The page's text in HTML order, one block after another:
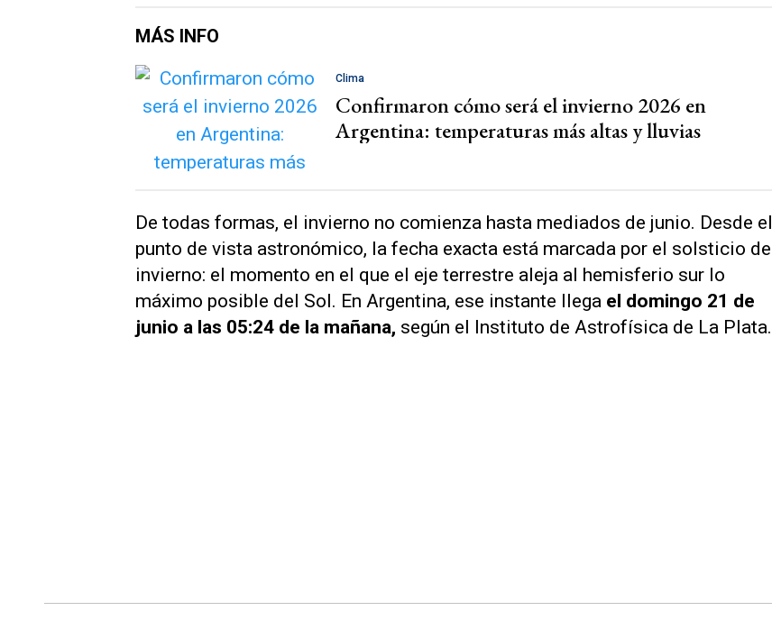
MÁS INFO
Clima
Confirmaron cómo será el invierno 2026 en
Argentina: temperaturas más altas y lluvias
De todas formas, el invierno no comienza hasta mediados de junio. Desde el
punto de vista astronómico, la fecha exacta está marcada por el solsticio de
invierno: el momento en el que el eje terrestre aleja al hemisferio sur lo
máximo posible del Sol. En Argentina, ese instante llega el domingo 21 de
junio a las 05:24 de la mañana, según el Instituto de Astrofísica de La Plata.